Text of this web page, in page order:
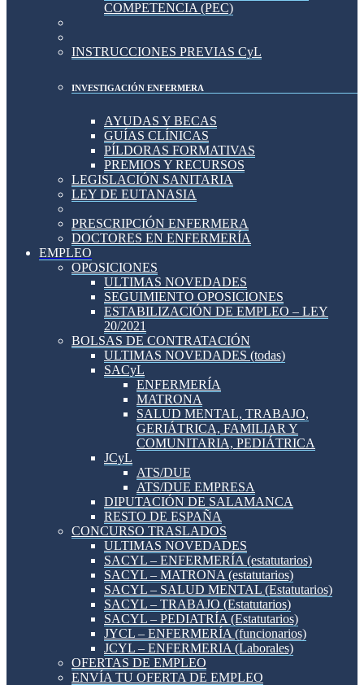
COMPETENCIA (PEC)
INSTRUCCIONES PREVIAS CyL
INVESTIGACIÓN ENFERMERA
AYUDAS Y BECAS
GUÍAS CLÍNICAS
PÍLDORAS FORMATIVAS
PREMIOS Y RECURSOS
LEGISLACIÓN SANITARIA
LEY DE EUTANASIA
PRESCRIPCIÓN ENFERMERA
DOCTORES EN ENFERMERÍA
EMPLEO
OPOSICIONES
ULTIMAS NOVEDADES
SEGUIMIENTO OPOSICIONES
ESTABILIZACIÓN DE EMPLEO – LEY
20/2021
BOLSAS DE CONTRATACIÓN
ULTIMAS NOVEDADES (todas)
SACyL
ENFERMERÍA
MATRONA
SALUD MENTAL, TRABAJO,
GERIÁTRICA, FAMILIAR Y
COMUNITARIA, PEDIÁTRICA
JCyL
ATS/DUE
ATS/DUE EMPRESA
DIPUTACIÓN DE SALAMANCA
RESTO DE ESPAÑA
CONCURSO TRASLADOS
ULTIMAS NOVEDADES
SACYL – ENFERMERÍA (estatutarios)
SACYL – MATRONA (estatutarios)
SACYL – SALUD MENTAL (Estatutarios)
SACYL – TRABAJO (Estatutarios)
SACYL – PEDIATRÍA (Estatutarios)
JYCL – ENFERMERÍA (funcionarios)
JCYL – ENFERMERIA (Laborales)
OFERTAS DE EMPLEO
ENVÍA TU OFERTA DE EMPLEO